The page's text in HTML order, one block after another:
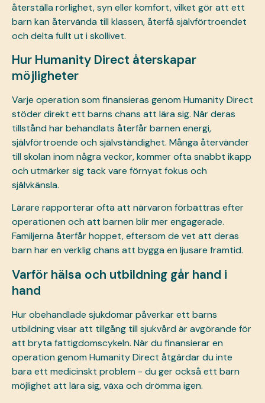
återställa rörlighet, syn eller komfort, vilket gör att ett
barn kan återvända till klassen, återfå självförtroendet
och delta fullt ut i skollivet.
Hur Humanity Direct återskapar
möjligheter
Varje operation som finansieras genom Humanity Direct
stöder direkt ett barns chans att lära sig. När deras
tillstånd har behandlats återfår barnen energi,
självförtroende och självständighet. Många återvänder
till skolan inom några veckor, kommer ofta snabbt ikapp
och utmärker sig tack vare förnyat fokus och
självkänsla.
Lärare rapporterar ofta att närvaron förbättras efter
operationen och att barnen blir mer engagerade.
Familjerna återfår hoppet, eftersom de vet att deras
barn har en verklig chans att bygga en ljusare framtid.
Varför hälsa och utbildning går hand i
hand
Hur obehandlade sjukdomar påverkar ett barns
utbildning visar att tillgång till sjukvård är avgörande för
att bryta fattigdomscykeln. När du finansierar en
operation genom Humanity Direct åtgärdar du inte
bara ett medicinskt problem - du ger också ett barn
möjlighet att lära sig, växa och drömma igen.